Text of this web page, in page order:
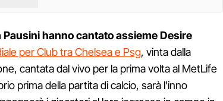
Pausini hanno cantato assieme Desire
per Club tra Chelsea e Psg, vinta dalla
cantata dal vivo per la prima volta al MetLife
prima della partita di calcio, sarà l'inno